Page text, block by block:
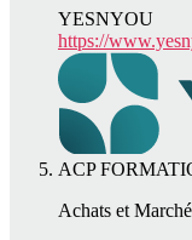
YESNYOU
https://
ACP
Achats et